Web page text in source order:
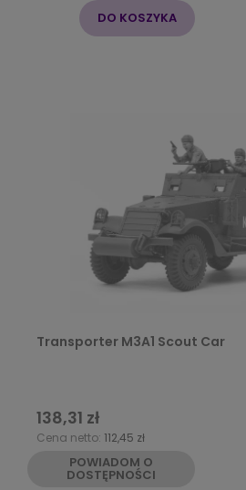
DO KOSZYKA
Transporter M3A1 Scout Car
138,31 zł
Cena netto: 112,45 zł
POWIADOM O
DOSTĘPNOŚCI